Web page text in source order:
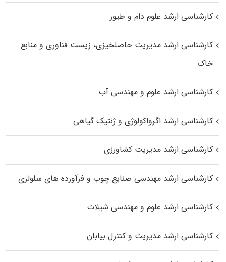
کارشناسی ارشد علوم دام و طیور
کارشناسی ارشد مدیریت حاصلخیزی، زیست فناوری و منابع
خاک
کارشناسی ارشد علوم و مهندسی آب
کارشناسی ارشد اگرواکولوژی و ژنتیک گیاهی
کارشناسی ارشد مدیریت کشاورزی
کارشناسی ارشد مهندسی صنایع چوب و فرآورده‌ های سلولزی
کارشناسی ارشد علوم و مهندسی شیلات
کارشناسی ارشد مدیریت و کنترل بیابان